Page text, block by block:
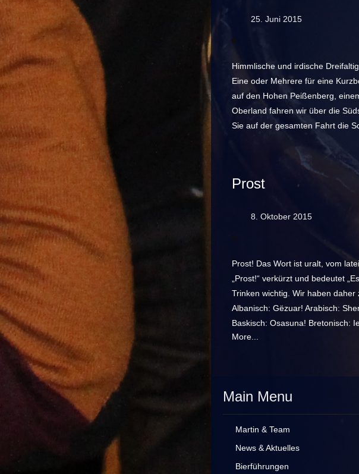
25. Juni 2015
Himmlische und irdische
Eine oder Mehrere für eine
auf den Hohen Peißenberg,
Oberland fahren wir über die
Sie auf der gesamten Fahrt die
Prost
8. Oktober 2015
Prost! Das Wort ist uralt, vom
„Prost!“ verkürzt und bedeutet
Trinken wichtig. Wir haben daher
Albanisch: Gëzuar! Arabisch:
Baskisch: Osasuna! Bretonisch:
More...
Main Menu
Martin & Team
News & Aktuelles
Bierführungen